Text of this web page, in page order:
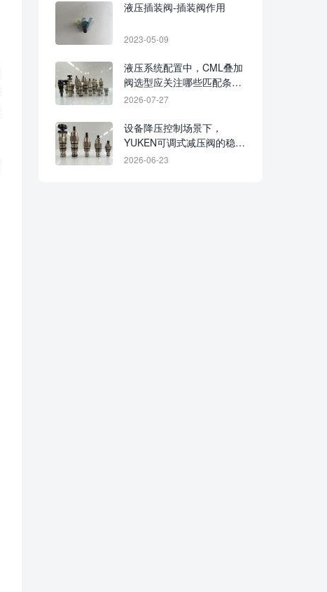
液压插装阀-插装阀作用
2023-05-09
液压系统配置中，CML叠加
阀选型应关注哪些匹配条
件？
2026-07-27
设备降压控制场景下，
YUKEN可调式减压阀的稳定
调节与效率价值
2026-06-23